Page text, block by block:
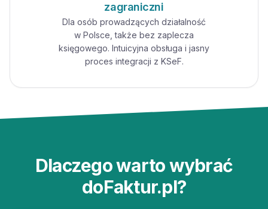
zagraniczni
Dla osób prowadzących działalność
w Polsce, także bez zaplecza
księgowego. Intuicyjna obsługa i jasny
proces integracji z KSeF.
Dlaczego warto wybrać
doFaktur.pl?